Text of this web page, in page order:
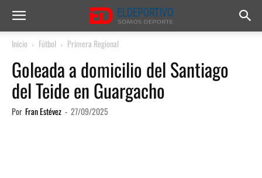
Inicio Fútbol Primera Regional
Goleada a domicilio del Santiago
del Teide en Guargacho
Por Fran Estévez - 27/09/2025